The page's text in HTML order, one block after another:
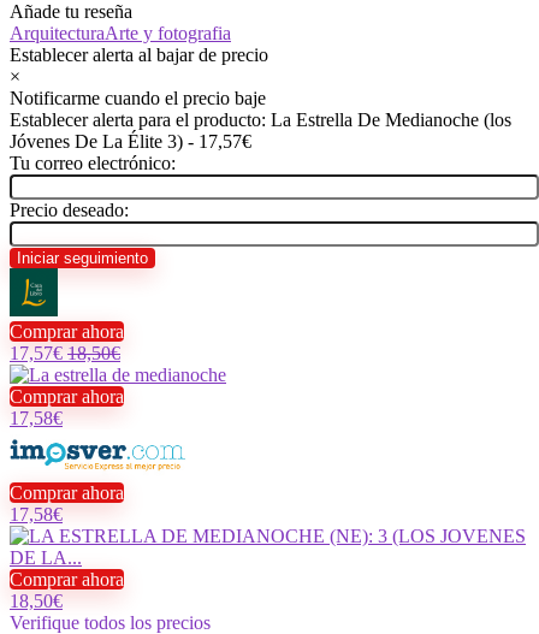
Añade tu reseña
ArquitecturaArte y fotografia
Establecer alerta al bajar de precio
×
Notificarme cuando el precio baje
Establecer alerta para el producto: La Estrella De Medianoche (los
Jóvenes De La Élite 3) - 17,57€
Tu correo electrónico:
Precio deseado:
Comprar ahora
17,57€ 18,50€
Comprar ahora
17,58€
Comprar ahora
17,58€
Comprar ahora
18,50€
Verifique todos los precios